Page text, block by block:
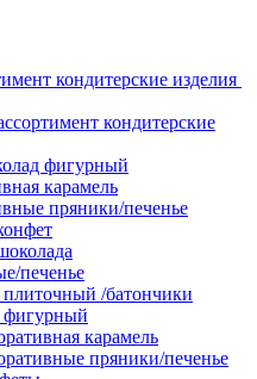
кондитерские изделия
кондитерские
фигурный
карамель
пряники/печенье
печенье
/батончики
фигурный
карамель
пряники/печенье